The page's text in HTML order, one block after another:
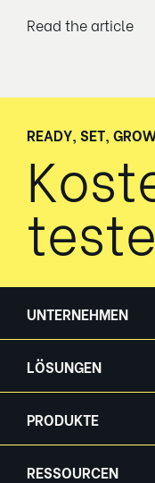
Read the article
READY, SET,
UNTERNEHMEN
LÖSUNGEN
PRODUKTE
RESSOURCEN